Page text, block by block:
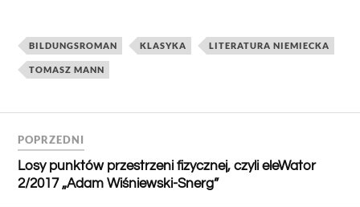
BILDUNGSROMAN KLASYKA LITERATURA NIEMIECKA
TOMASZ MANN
POPRZEDNI
Losy punktów przestrzeni fizycznej, czyli eleWator
2/2017 „Adam Wiśniewski-Snerg”